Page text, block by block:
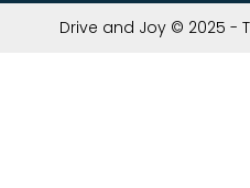
Drive and Joy © 2025 -